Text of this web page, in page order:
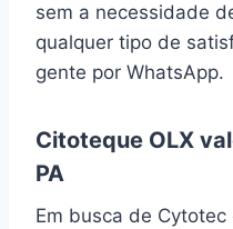
sem a necessidade
qualquer tipo de
gente por WhatsApp.
Citoteque OLX
PA
Em busca de Cytotec